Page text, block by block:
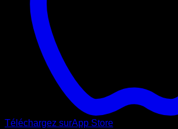
Téléchargez surApp Store